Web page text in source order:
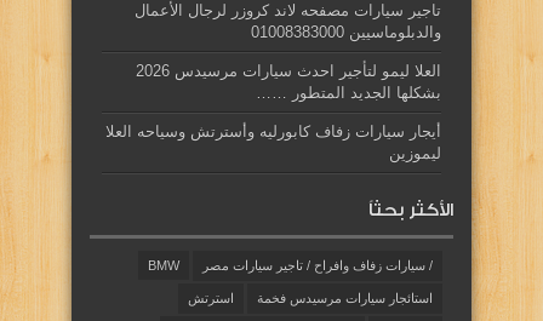
تاجير سيارات مصفحه لاند كروزر لرجال الأعمال
والدبلوماسيين 01008383000
العلا ليمو لتأجير احدث سيارات مرسيدس 2026
بشكلها الجديد المتطور ……
أيجار سيارات زفاف كابورليه وأسترتش وسياحه العلا
ليموزين
الأكثر بحثاً
/ سيارات زفاف وافراح / تاجير سيارات مصر BMW
استائجار سيارات مرسيدس فخمة استرتش